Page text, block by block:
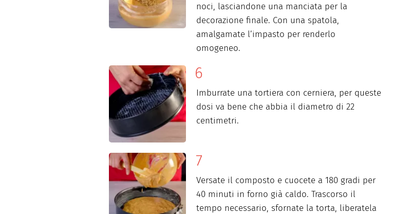
noci, lasciandone una manciata per la
decorazione finale. Con una spatola,
amalgamate l’impasto per renderlo
omogeneo.
Imburrate una tortiera con cerniera, per queste
dosi va bene che abbia il diametro di 22
centimetri.
Versate il composto e cuocete a 180 gradi per
40 minuti in forno già caldo. Trascorso il
tempo necessario, sfornate la torta, liberatela